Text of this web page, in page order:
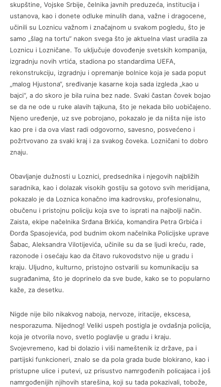
skupštine, Vojske Srbije, čelnika javnih preduzeća, institucija i
ustanova, kao i donete odluke minulih dana, važne i dragocene,
učinili su Loznicu važnom i značajnom u svakom pogledu, što je
samo „šlag na tortu“ nakon svega što je aktuelna vlast uradila za
Loznicu i Lozničane. To uključuje dovođenje svetskih kompanija,
izgradnju novih vrtića, stadiona po standardima UEFA,
rekonstrukciju, izgradnju i opremanje bolnice koja je sada poput
„malog Hjustona“, sređivanje kasarne koja sada izgleda „kao u
bajci“, a do skoro je bila ruina bez nade. Svaki častan čovek bojao
se da ne ode u ruke alavih tajkuna, što je nekada bilo uobičajeno.
Njeno uređenje, uz sve pobrojano, pokazalo je da ništa nije isto
kao pre i da ova vlast radi odgovorno, savesno, posvećeno i
požrtvovano za svaki kraj i za svakog čoveka. Lozničani to dobro
znaju.
Obavljanje dužnosti u Loznici, predsednika i njegovih najbližih
saradnika, kao i dolazak visokih gostiju sa gotovo svih meridijana,
pokazalo je da Loznica konačno ima kadrovsku, profesionalnu,
obučenu i pristojnu policiju koja sve to isprati na najbolji način.
Zaista, ekipe načelnika Srđana Brkića, komandira Petra Grbića i
Đorđa Spasojevića, pod budnim okom načelnika Policijske uprave
Šabac, Aleksandra Vilotijevića, učinile su da se ljudi kreću, rade,
razonode i osećaju kao da čitavo rukovodstvo nije u gradu i
kraju. Uljudno, kulturno, pristojno ostvarili su komunikaciju sa
sugrađanima, što je doprinelo da sve bude, kako se to popularno
kaže, za desetku.
Nigde nije bilo nikakvog naboja, nervoze, iritacije, ekscesa,
nesporazuma. Nijednog! Veliki uspeh postigla je ovdašnja policija,
koja je otvorila novo, svetlo poglavlje u gradu i kraju.
Svojevremeno, kad bi dolazio i viši nameštenik iz države, pa i
partijski funkcioneri, znalo se da pola grada bude blokirano, kao i
pristupne ulice i putevi, uz prisustvo namrgođenih policajaca i još
namrgođenijih njihovih starešina, koji su tada pokazivali, tobože,